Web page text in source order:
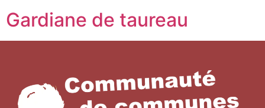
Gardiane de taureau